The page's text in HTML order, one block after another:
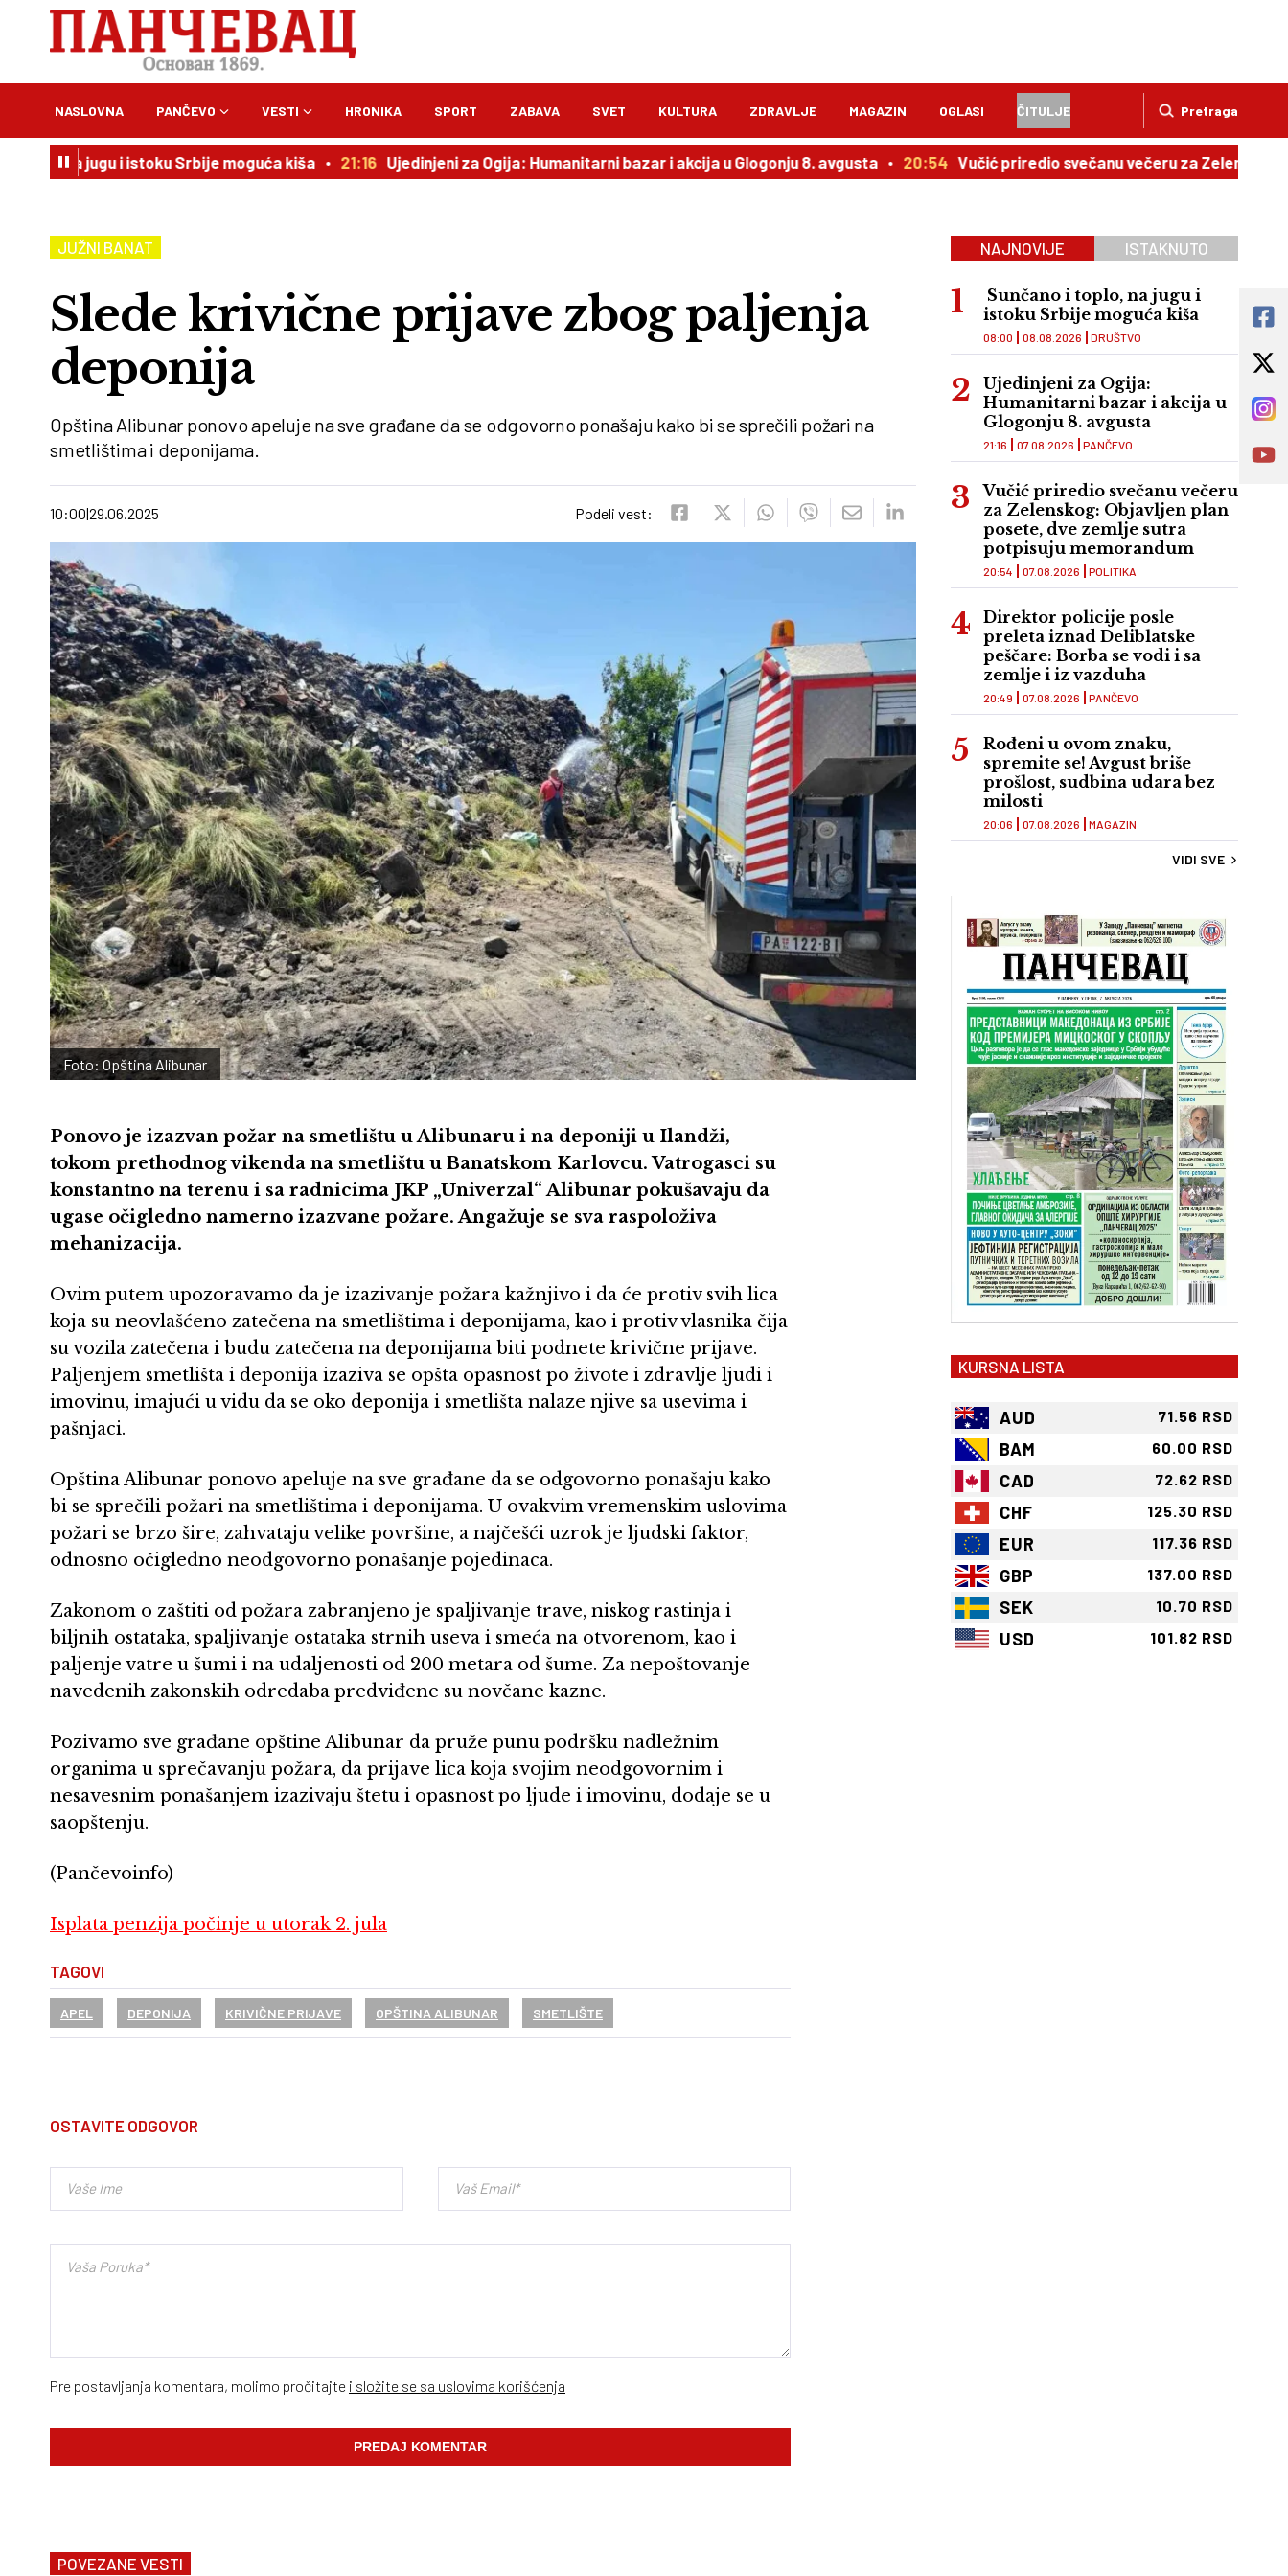
Pretraga
NASLOVNA PANČEVO VESTI HRONIKA SPORT ZABAVA SVET KULTURA ZDRAVLJE MAGAZIN OGLASI ČITULJE
jugu i istoku Srbije moguća kiša 21:16 Ujedinjeni za Ogija: Humanitarni bazar i akcija u Glogonju 8. avgusta 20:54 Vučić priredio svečanu večeru za Zelenskog:
JUŽNI BANAT
Slede krivične prijave zbog paljenja
deponija
Opština Alibunar ponovo apeluje na sve građane da se odgovorno ponašaju kako bi se sprečili požari na
smetlištima i deponijama.
10:00 29.06.2025 Podeli vest:
Foto: Opština Alibunar
Ponovo je izazvan požar na smetlištu u Alibunaru i na deponiji u Ilandži,
tokom prethodnog vikenda na smetlištu u Banatskom Karlovcu. Vatrogasci su
konstantno na terenu i sa radnicima JKP „Univerzal“ Alibunar pokušavaju da
ugase očigledno namerno izazvane požare. Angažuje se sva raspoloživa
mehanizacija.
Ovim putem upozoravamo da je izazivanje požara kažnjivo i da će protiv svih lica
koja su neovlašćeno zatečena na smetlištima i deponijama, kao i protiv vlasnika čija
su vozila zatečena i budu zatečena na deponijama biti podnete krivične prijave.
Paljenjem smetlišta i deponija izaziva se opšta opasnost po živote i zdravlje ljudi i
imovinu, imajući u vidu da se oko deponija i smetlišta nalaze njive sa usevima i
pašnjaci.
Opština Alibunar ponovo apeluje na sve građane da se odgovorno ponašaju kako
bi se sprečili požari na smetlištima i deponijama. U ovakvim vremenskim uslovima
požari se brzo šire, zahvataju velike površine, a najčešći uzrok je ljudski faktor,
odnosno očigledno neodgovorno ponašanje pojedinaca.
Zakonom o zaštiti od požara zabranjeno je spaljivanje trave, niskog rastinja i
biljnih ostataka, spaljivanje ostataka strnih useva i smeća na otvorenom, kao i
paljenje vatre u šumi i na udaljenosti od 200 metara od šume. Za nepoštovanje
navedenih zakonskih odredaba predviđene su novčane kazne.
Pozivamo sve građane opštine Alibunar da pruže punu podršku nadležnim
organima u sprečavanju požara, da prijave lica koja svojim neodgovornim i
nesavesnim ponašanjem izazivaju štetu i opasnost po ljude i imovinu, dodaje se u
saopštenju.
(Pančevoinfo)
Isplata penzija počinje u utorak 2. jula
TAGOVI
APEL DEPONIJA KRIVIČNE PRIJAVE OPŠTINA ALIBUNAR SMETLIŠTE
OSTAVITE ODGOVOR
Pre postavljanja komentara, molimo pročitajte i složite se sa uslovima korišćenja
NAJNOVIJE ISTAKNUTO
Sunčano i toplo, na jugu i
istoku Srbije moguća kiša
DRUŠTVO
08:00 08.08.2026
Ujedinjeni za Ogija:
Humanitarni bazar i akcija u
Glogonju 8. avgusta
PANČEVO
21:16 07.08.2026
Vučić priredio svečanu večeru
za Zelenskog: Objavljen plan
posete, dve zemlje sutra
potpisuju memorandum
POLITIKA
20:54 07.08.2026
Direktor policije posle
preleta iznad Deliblatske
peščare: Borba se vodi i sa
zemlje i iz vazduha
PANČEVO
20:49 07.08.2026
Rođeni u ovom znaku,
spremite se! Avgust briše
prošlost, sudbina udara bez
milosti
MAGAZIN
20:06 07.08.2026
VIDI SVE
KURSNA LISTA
AUD 71.56 RSD
BAM 60.00 RSD
CAD 72.62 RSD
CHF 125.30 RSD
EUR 117.36 RSD
GBP 137.00 RSD
SEK 10.70 RSD
USD 101.82 RSD
POVEZANE VESTI